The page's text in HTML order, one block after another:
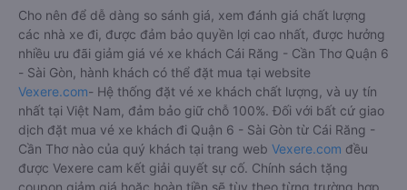
Cho nên để dễ dàng so sánh giá, xem đánh giá chất lượng
các nhà xe đi, được đảm bảo quyền lợi cao nhất, được hưởng
nhiều ưu đãi giảm giá vé xe khách Cái Răng - Cần Thơ Quận 6
- Sài Gòn, hành khách có thể đặt mua tại website
Vexere.com- Hệ thống đặt vé xe khách chất lượng, và uy tín
nhất tại Việt Nam, đảm bảo giữ chỗ 100%. Đối với bất cứ giao
dịch đặt mua vé xe khách đi Quận 6 - Sài Gòn từ Cái Răng -
Cần Thơ nào của quý khách tại trang web Vexere.com đều
được Vexere cam kết giải quyết sự cố. Chính sách tặng
coupon giảm giá hoặc hoàn tiền sẽ tùy theo từng trường hợp